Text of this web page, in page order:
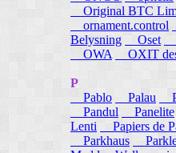
Original BTC
ornament.control
Belysning
Oset
OWA
OXIT
P
Pablo
Palau
Pandul
Panelite
Lenti
Papiers de
Parkhaus